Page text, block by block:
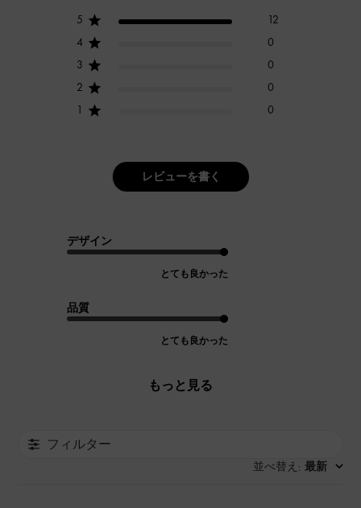
5
12
4
0
3
0
2
0
1
0
レビューを書く
デザイン
とても良かった
品質
とても良かった
もっと見る
フィルター
並べ替え : 最新